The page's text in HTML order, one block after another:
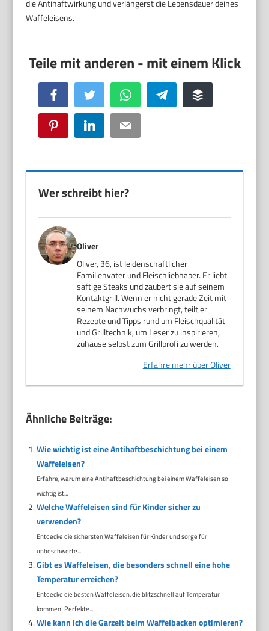
die Antihaftwirkung und verlängerst die Lebensdauer deines
Waffeleisens.
Facebook Twitter WhatsApp Telegram Buffer
Pinterest LinkedIn Email
Wer schreibt hier?
Oliver
Oliver, 36, ist leidenschaftlicher
Familienvater und Fleischliebhaber. Er liebt
saftige Steaks und zaubert sie auf seinem
Kontaktgrill. Wenn er nicht gerade Zeit mit
seinem Nachwuchs verbringt, teilt er
Rezepte und Tipps rund um Fleischqualität
und Grilltechnik, um Leser zu inspirieren,
zuhause selbst zum Grillprofi zu werden.
Erfahre mehr über Oliver
Ähnliche Beiträge:
Wie wichtig ist eine Antihaftbeschichtung bei einem
Waffeleisen?
Erfahre, warum eine Antihaftbeschichtung bei einem Waffeleisen so
wichtig ist...
Welche Waffeleisen sind für Kinder sicher zu
verwenden?
Entdecke die sichersten Waffeleisen für Kinder und sorge für
unbeschwerte...
Gibt es Waffeleisen, die besonders schnell eine hohe
Temperatur erreichen?
Entdecke die besten Waffeleisen, die blitzschnell auf Temperatur
kommen! Perfekte...
Wie kann ich die Garzeit beim Waffelbacken optimieren?